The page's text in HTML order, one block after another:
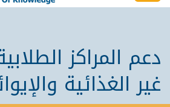
دعم المراكز
غير الغذائية